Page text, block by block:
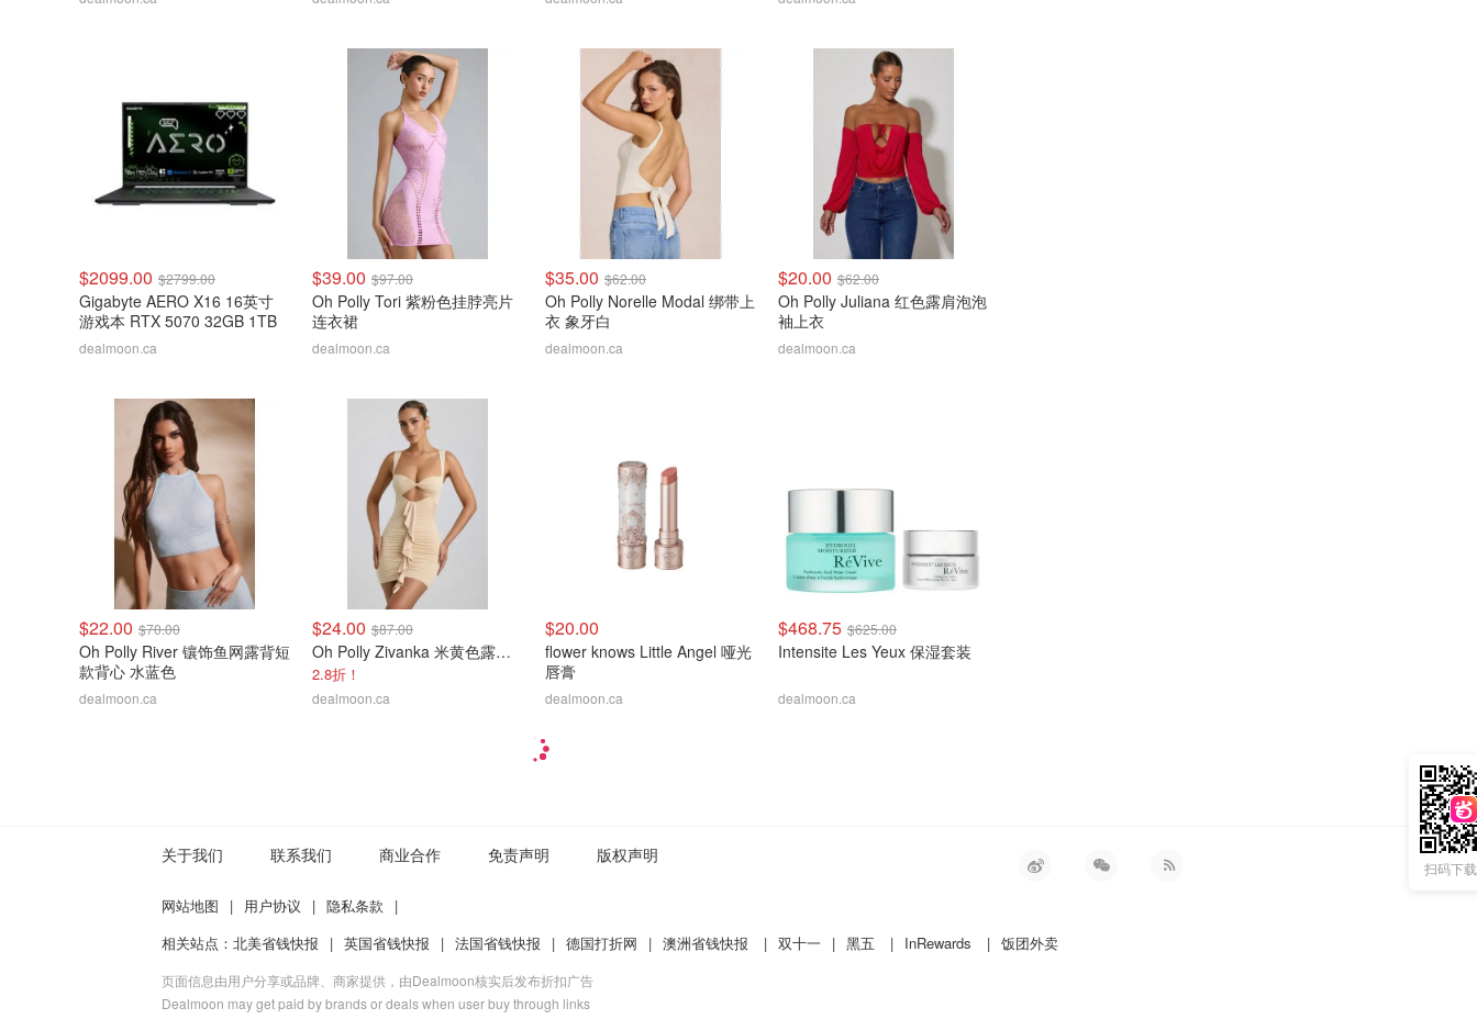
$2099.00 $2799.00
Gigabyte AERO X16 16英寸
游戏本 RTX 5070 32GB 1TB
dealmoon.ca
$39.00 $97.00
Oh Polly Tori 紫粉色挂脖亮片
连衣裙
dealmoon.ca
$35.00 $62.00
Oh Polly Norelle Modal 绑带上
衣 象牙白
dealmoon.ca
$20.00 $62.00
Oh Polly Juliana 红色露肩泡泡
袖上衣
dealmoon.ca
$22.00 $70.00
Oh Polly River 镶饰鱼网露背短
款背心 水蓝色
dealmoon.ca
$24.00 $87.00
Oh Polly Zivanka 米黄色露肩荷叶边迷你连衣裙
2.8折！
dealmoon.ca
$20.00
flower knows Little Angel 哑光
唇膏
dealmoon.ca
$468.75 $625.00
Intensite Les Yeux 保湿套装
dealmoon.ca
扫码下
关于我们 联系我们 商业合作 免责声明 版权声明
网站地图 | 用户协议 | 隐私条款
|
相关站点： 北美省钱快报 | 英国省钱快报 | 法国省钱快报 | 德国打折网 | 澳洲省钱快报 | 双十一 | 黑五 | InRewards | 饭团外卖
页面信息由用户分享或品牌、商家提供，由Dealmoon核实后发布折扣广告
Dealmoon may get paid by brands or deals when user buy through links